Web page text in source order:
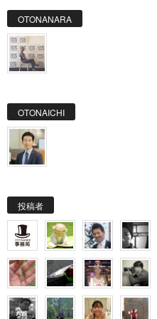
OTONANARA
OTONAICHI
投稿者